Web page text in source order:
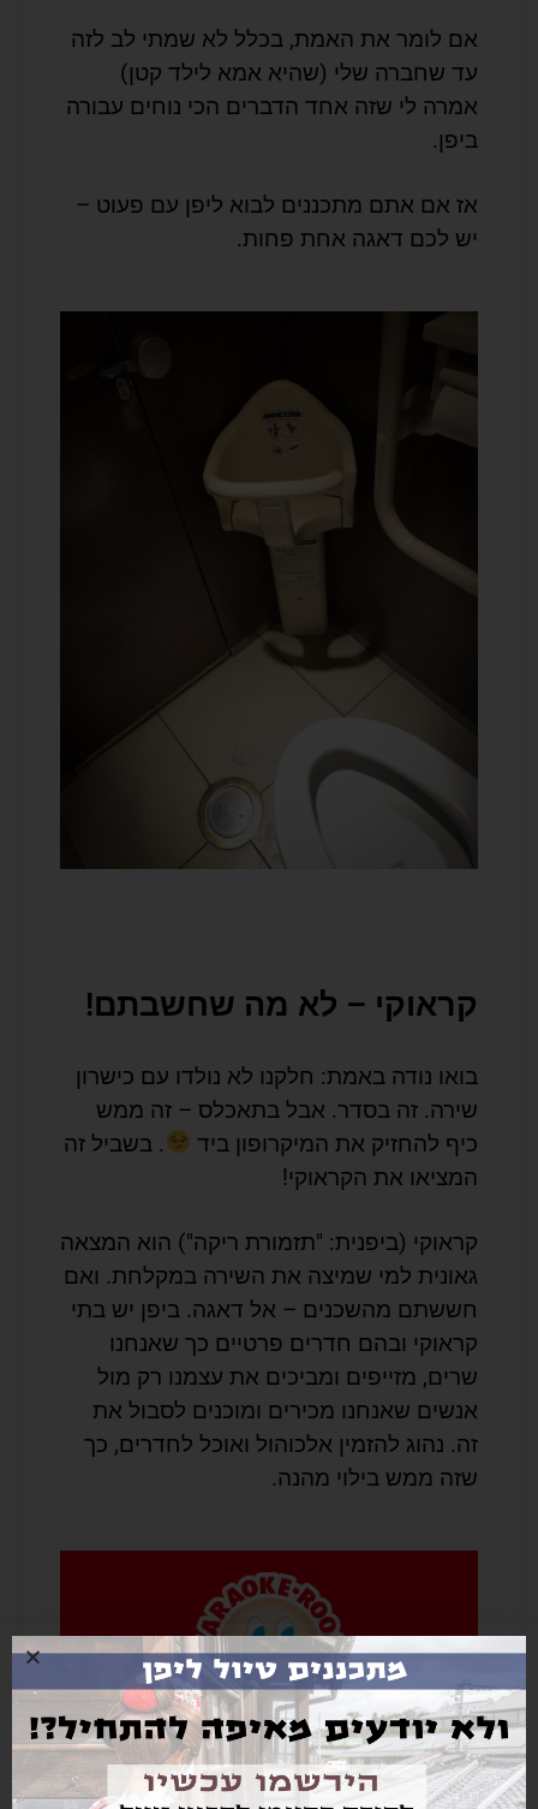
אם לומר את האמת, בכלל לא שמתי לב לזה
עד שחברה שלי (שהיא אמא לילד קטן)
אמרה לי שזה אחד הדברים הכי נוחים עבורה
ביפן.
אז אם אתם מתכננים לבוא ליפן עם פעוט –
יש לכם דאגה אחת פחות.
קראוקי – לא מה שחשבתם!
בואו נודה באמת: חלקנו לא נולדו עם כישרון
שירה. זה בסדר. אבל בתאכלס – זה ממש
כיף להחזיק את המיקרופון ביד
. בשביל זה
המציאו את הקראוקי!
קראוקי (ביפנית: "תזמורת ריקה") הוא המצאה
גאונית למי שמיצה את השירה במקלחת. ואם
חששתם מהשכנים – אל דאגה. ביפן יש בתי
קראוקי ובהם חדרים פרטיים כך שאנחנו
שרים, מזייפים ומביכים את עצמנו רק מול
אנשים שאנחנו מכירים ומוכנים לסבול את
זה. נהוג להזמין אלכוהול ואוכל לחדרים, כך
שזה ממש בילוי מהנה.